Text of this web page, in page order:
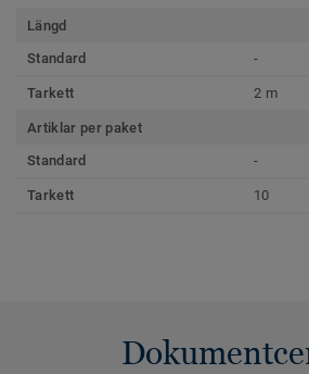
Längd
Standard
-
Tarkett 2 m
Artiklar per paket
Standard
-
Tarkett 10